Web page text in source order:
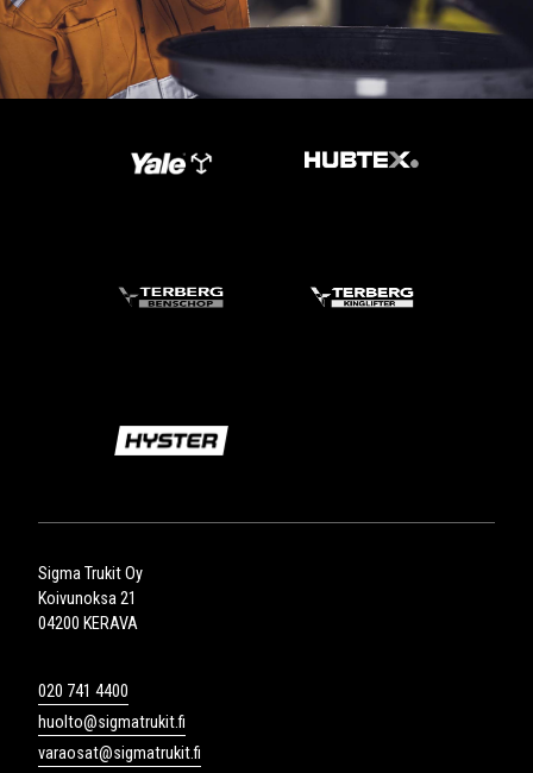
Sigma Trukit Oy
Koivunoksa 21
04200 KERAVA
020 741 4400
huolto@sigmatrukit.fi
varaosat@sigmatrukit.fi